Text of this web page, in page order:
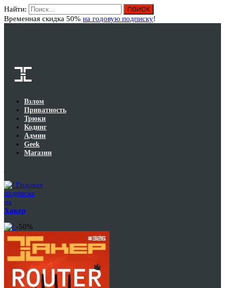
Найти:
Временная скидка 50% на годовую подписку!
Взлом
Приватность
Трюки
Кодинг
Админ
Geek
Магазин
Годовая
подписка
на
Хакер
-50%